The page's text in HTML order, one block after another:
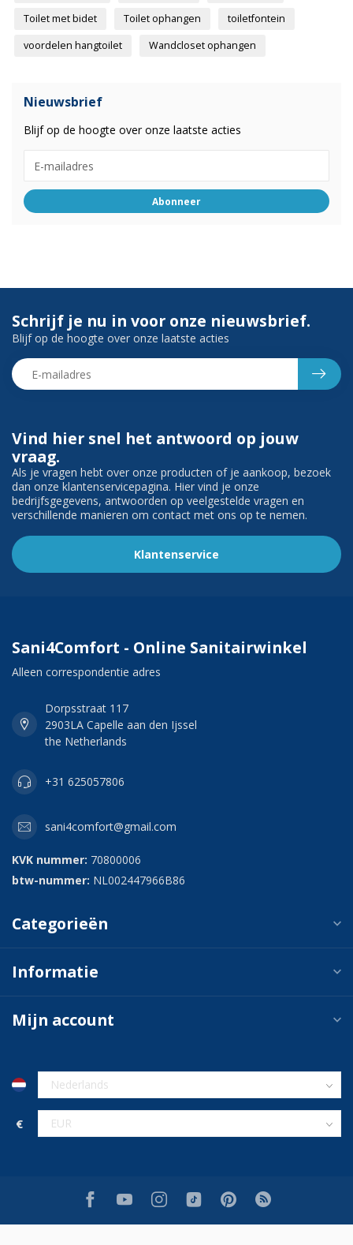
Toilet met bidet
Toilet ophangen
toiletfontein
voordelen hangtoilet
Wandcloset ophangen
Nieuwsbrief
Blijf op de hoogte over onze laatste acties
Abonneer
Vind hier snel het antwoord op jouw
vraag.
Als je vragen hebt over onze producten of je aankoop, bezoek
dan onze klantenservicepagina. Hier vind je onze
bedrijfsgegevens, antwoorden op veelgestelde vragen en
verschillende manieren om contact met ons op te nemen.
Klantenservice
Schrijf je nu in voor onze nieuwsbrief.
Blijf op de hoogte over onze laatste acties
Sani4Comfort - Online Sanitairwinkel
Alleen correspondentie adres
Dorpsstraat 117
2903LA Capelle aan den Ijssel
the Netherlands
+31 625057806
sani4comfort@gmail.com
KVK nummer: 70800006
btw-nummer: NL002447966B86
Categorieën
Informatie
Mijn account
€